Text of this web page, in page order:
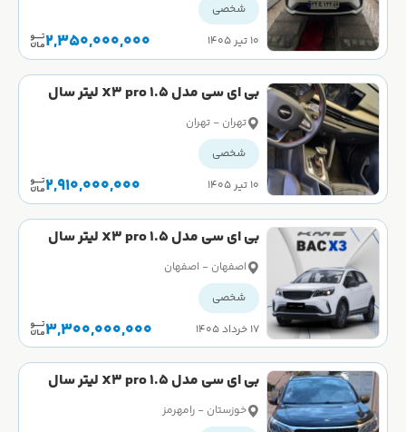
شخصی
۱۰ تیر ۱۴۰۵
2,350,000,000
بی ای سی مدل X3 pro 1.5 لیتر سال
1404 صفرتهران - تهران
شخصی
۱۰ تیر ۱۴۰۵
2,910,000,000
بی ای سی مدل X3 pro 1.5 لیتر سال
1404 کارکردهاصفهان - اصفهان
شخصی
۱۷ خرداد ۱۴۰۵
3,300,000,000
بی ای سی مدل X3 pro 1.5 لیتر سال
1403 کارکردهخوزستان - رامهرمز